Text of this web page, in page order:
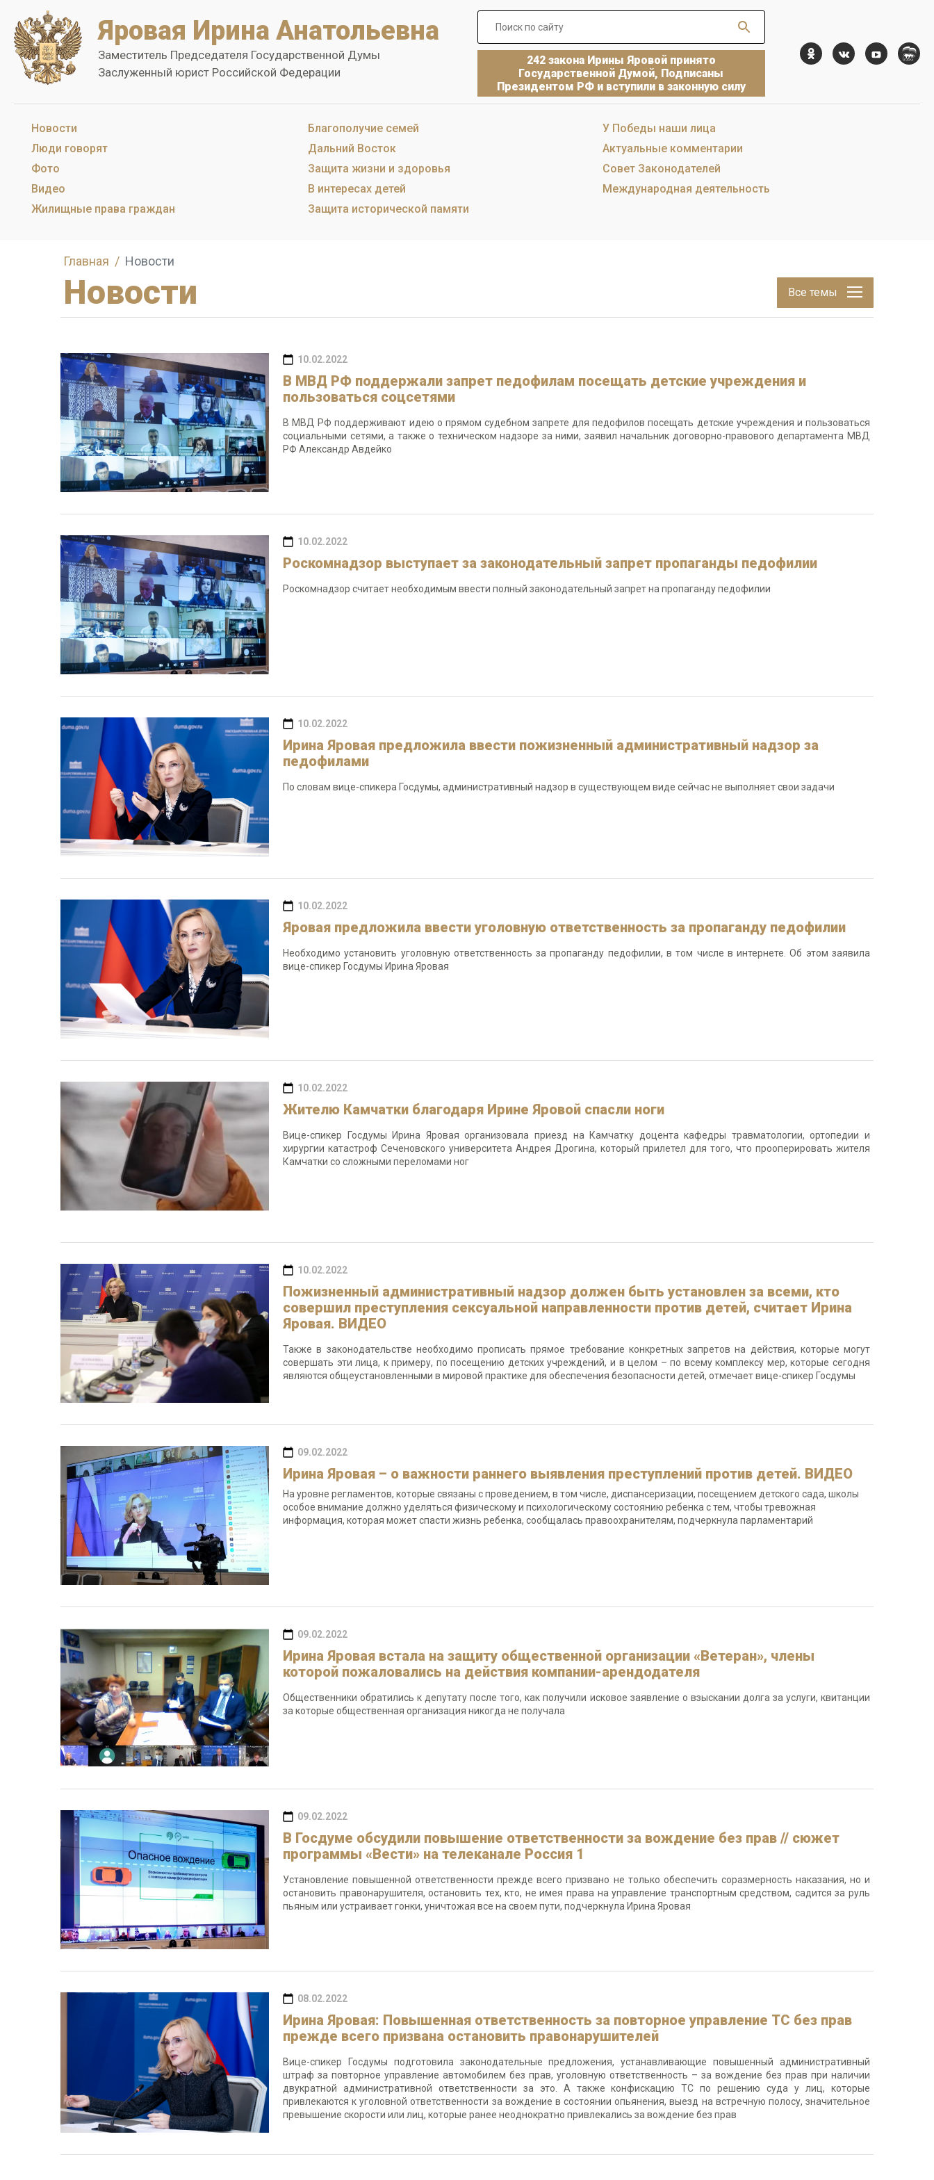
Яровая Ирина Анатольевна
Заместитель Председателя Государственной Думы
Заслуженный юрист Российской Федерации
242 закона Ирины Яровой принято
Государственной Думой, Подписаны
Президентом РФ и вступили в законную силу
Новости
Люди говорят
Фото
Видео
Жилищные права граждан
Благополучие семей
Дальний Восток
Защита жизни и здоровья
В интересах детей
Защита исторической памяти
У Победы наши лица
Актуальные комментарии
Совет Законодателей
Международная деятельность
Главная Новости
Новости Все темы
10.02.2022
В МВД РФ поддержали запрет педофилам посещать детские учреждения и
пользоваться соцсетями
В МВД РФ поддерживают идею о прямом судебном запрете для педофилов посещать детские учреждения и пользоваться
социальными сетями, а также о техническом надзоре за ними, заявил начальник договорно-правового департамента МВД
РФ Александр Авдейко
10.02.2022
Роскомнадзор выступает за законодательный запрет пропаганды педофилии
Роскомнадзор считает необходимым ввести полный законодательный запрет на пропаганду педофилии
10.02.2022
Ирина Яровая предложила ввести пожизненный административный надзор за
педофилами
По словам вице-спикера Госдумы, административный надзор в существующем виде сейчас не выполняет свои задачи
10.02.2022
Яровая предложила ввести уголовную ответственность за пропаганду педофилии
Необходимо установить уголовную ответственность за пропаганду педофилии, в том числе в интернете. Об этом заявила
вице-спикер Госдумы Ирина Яровая
10.02.2022
Жителю Камчатки благодаря Ирине Яровой спасли ноги
Вице-спикер Госдумы Ирина Яровая организовала приезд на Камчатку доцента кафедры травматологии, ортопедии и
хирургии катастроф Сеченовского университета Андрея Дрогина, который прилетел для того, что прооперировать жителя
Камчатки со сложными переломами ног
10.02.2022
Пожизненный административный надзор должен быть установлен за всеми, кто
совершил преступления сексуальной направленности против детей, считает Ирина
Яровая. ВИДЕО
Также в законодательстве необходимо прописать прямое требование конкретных запретов на действия, которые могут
совершать эти лица, к примеру, по посещению детских учреждений, и в целом – по всему комплексу мер, которые сегодня
являются общеустановленными в мировой практике для обеспечения безопасности детей, отмечает вице-спикер Госдумы
09.02.2022
Ирина Яровая – о важности раннего выявления преступлений против детей. ВИДЕО
На уровне регламентов, которые связаны с проведением, в том числе, диспансеризации, посещением детского сада, школы
особое внимание должно уделяться физическому и психологическому состоянию ребенка с тем, чтобы тревожная
информация, которая может спасти жизнь ребенка, сообщалась правоохранителям, подчеркнула парламентарий
09.02.2022
Ирина Яровая встала на защиту общественной организации «Ветеран», члены
которой пожаловались на действия компании-арендодателя
Общественники обратились к депутату после того, как получили исковое заявление о взыскании долга за услуги, квитанции
за которые общественная организация никогда не получала
09.02.2022
В Госдуме обсудили повышение ответственности за вождение без прав // сюжет
программы «Вести» на телеканале Россия 1
Установление повышенной ответственности прежде всего призвано не только обеспечить соразмерность наказания, но и
остановить правонарушителя, остановить тех, кто, не имея права на управление транспортным средством, садится за руль
пьяным или устраивает гонки, уничтожая все на своем пути, подчеркнула Ирина Яровая
08.02.2022
Ирина Яровая: Повышенная ответственность за повторное управление ТС без прав
прежде всего призвана остановить правонарушителей
Вице-спикер Госдумы подготовила законодательные предложения, устанавливающие повышенный административный
штраф за повторное управление автомобилем без прав, уголовную ответственность – за вождение без прав при наличии
двукратной административной ответственности за это. А также конфискацию ТС по решению суда у лиц, которые
привлекаются к уголовной ответственности за вождение в состоянии опьянения, выезд на встречную полосу, значительное
превышение скорости или лиц, которые ранее неоднократно привлекались за вождение без прав